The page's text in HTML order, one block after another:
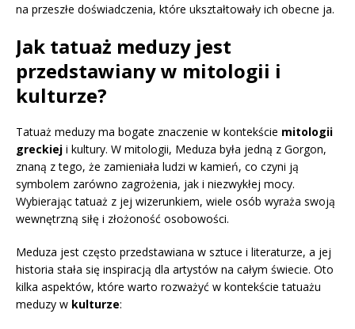
na przeszłe doświadczenia, które ukształtowały ich obecne ja.
Jak tatuaż meduzy jest
przedstawiany w mitologii i
kulturze?
Tatuaż meduzy ma bogate znaczenie w kontekście mitologii
greckiej i kultury. W mitologii, Meduza była jedną z Gorgon,
znaną z tego, że zamieniała ludzi w kamień, co czyni ją
symbolem zarówno zagrożenia, jak i niezwykłej mocy.
Wybierając tatuaż z jej wizerunkiem, wiele osób wyraża swoją
wewnętrzną siłę i złożoność osobowości.
Meduza jest często przedstawiana w sztuce i literaturze, a jej
historia stała się inspiracją dla artystów na całym świecie. Oto
kilka aspektów, które warto rozważyć w kontekście tatuażu
meduzy w kulturze: